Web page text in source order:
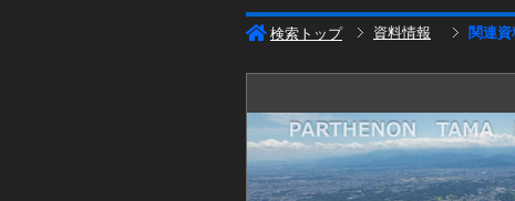
検索トップ 資料情報 関連資